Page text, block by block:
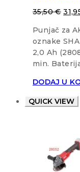
35,50€
Punjač za
oznake
2,0 Ah
min.
DODAJ U
QUICK VIEW